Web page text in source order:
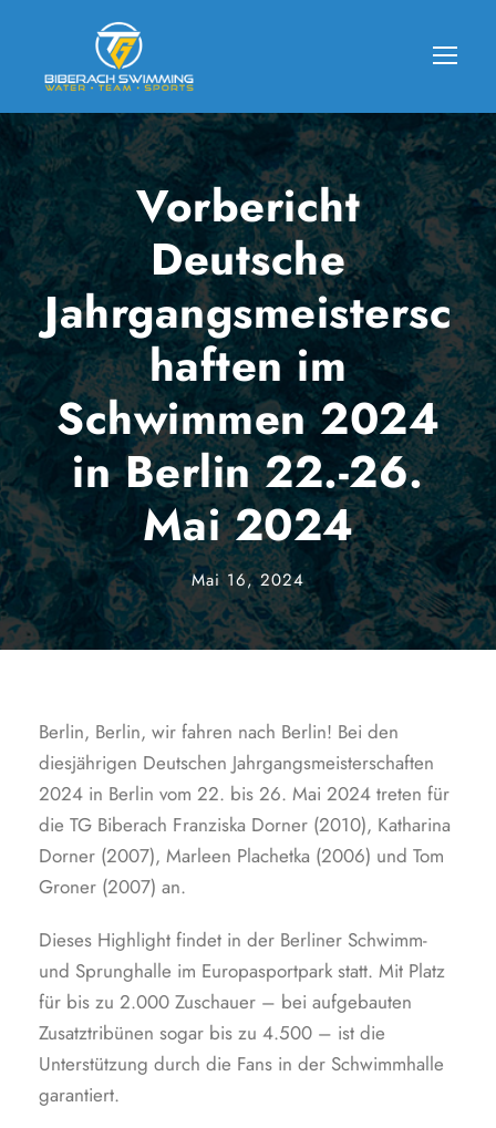
Vorbericht
Deutsche
Jahrgangsmeistersc
haften im
Schwimmen 2024
in Berlin 22.-26.
Mai 2024
Mai 16, 2024
Berlin, Berlin, wir fahren nach Berlin! Bei den
diesjährigen Deutschen Jahrgangsmeisterschaften
2024 in Berlin vom 22. bis 26. Mai 2024 treten für
die TG Biberach Franziska Dorner (2010), Katharina
Dorner (2007), Marleen Plachetka (2006) und Tom
Groner (2007) an.
Dieses Highlight findet in der Berliner Schwimm-
und Sprunghalle im Europasportpark statt. Mit Platz
für bis zu 2.000 Zuschauer – bei aufgebauten
Zusatztribünen sogar bis zu 4.500 – ist die
Unterstützung durch die Fans in der Schwimmhalle
garantiert.